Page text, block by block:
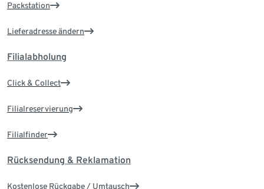
Packstation
Lieferadresse ändern
Filialabholung
Click & Collect
Filialreservierung
Filialfinder
Rücksendung & Reklamation
Kostenlose Rückgabe / Umtausch